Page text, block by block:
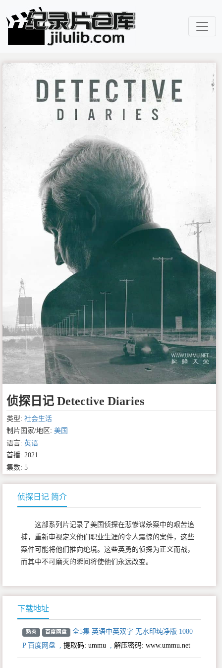
侦探日记 Detective Diaries
类型: 社会生活
制片国家/地区: 美国
语言: 英语
首播: 2021
集数: 5
侦探日记 简介
这部系列片记录了美国侦探在悲惨谋杀案中的艰苦追
捕，重新审视定义他们职业生涯的令人震惊的案件，这些
案件可能将他们推向绝境。这些英勇的侦探为正义而战，
而其中不可磨灭的瞬间将使他们永远改变。
下载地址
熟肉 百度网盘
全5集 英语中英双字 无水印纯净版 1080
P 百度网盘 , 提取码: ummu , 解压密码: www.ummu.net